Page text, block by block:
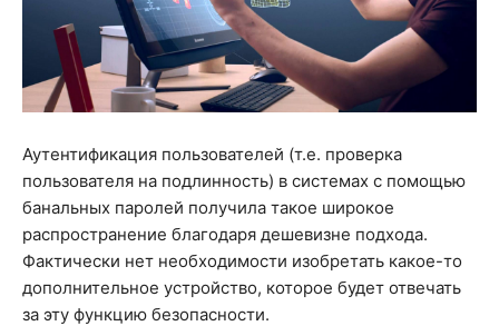
Аутентификация пользователей (т.е. проверка
пользователя на подлинность) в системах с помощью
банальных паролей получила такое широкое
распространение благодаря дешевизне подхода.
Фактически нет необходимости изобретать какое-то
дополнительное устройство, которое будет отвечать
за эту функцию безопасности.